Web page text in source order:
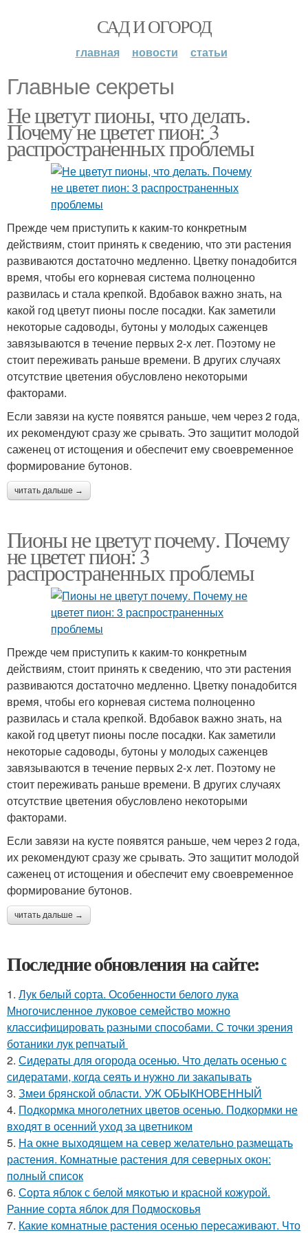
САД И ОГОРОД
главная новости статьи
Главные секреты
Не цветут пионы, что делать.
Почему не цветет пион: 3
распространенных проблемы
Прежде чем приступить к каким-то конкретным
действиям, стоит принять к сведению, что эти растения
развиваются достаточно медленно. Цветку понадобится
время, чтобы его корневая система полноценно
развилась и стала крепкой. Вдобавок важно знать, на
какой год цветут пионы после посадки. Как заметили
некоторые садоводы, бутоны у молодых саженцев
завязываются в течение первых 2-х лет. Поэтому не
стоит переживать раньше времени. В других случаях
отсутствие цветения обусловлено некоторыми
факторами.
Если завязи на кусте появятся раньше, чем через 2 года,
их рекомендуют сразу же срывать. Это защитит молодой
саженец от истощения и обеспечит ему своевременное
формирование бутонов.
читать дальше →
Пионы не цветут почему. Почему
не цветет пион: 3
распространенных проблемы
Прежде чем приступить к каким-то конкретным
действиям, стоит принять к сведению, что эти растения
развиваются достаточно медленно. Цветку понадобится
время, чтобы его корневая система полноценно
развилась и стала крепкой. Вдобавок важно знать, на
какой год цветут пионы после посадки. Как заметили
некоторые садоводы, бутоны у молодых саженцев
завязываются в течение первых 2-х лет. Поэтому не
стоит переживать раньше времени. В других случаях
отсутствие цветения обусловлено некоторыми
факторами.
Если завязи на кусте появятся раньше, чем через 2 года,
их рекомендуют сразу же срывать. Это защитит молодой
саженец от истощения и обеспечит ему своевременное
формирование бутонов.
читать дальше →
Последние обновления на сайте:
1. Лук белый сорта. Особенности белого лука
Многочисленное луковое семейство можно
классифицировать разными способами. С точки зрения
ботаники лук репчатый
2. Сидераты для огорода осенью. Что делать осенью с
сидератами, когда сеять и нужно ли закапывать
3. Змеи брянской области. УЖ ОБЫКНОВЕННЫЙ
4. Подкормка многолетних цветов осенью. Подкормки не
входят в осенний уход за цветником
5. На окне выходящем на север желательно размещать
растения. Комнатные растения для северных окон:
полный список
6. Сорта яблок с белой мякотью и красной кожурой.
Ранние сорта яблок для Подмосковья
7. Какие комнатные растения осенью пересаживают. Что